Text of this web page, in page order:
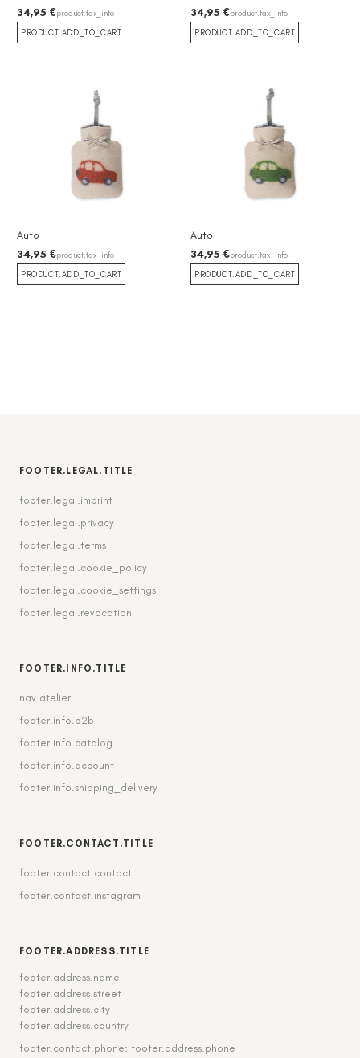
34,95 €product.tax_info
PRODUCT.ADD_TO_CART
34,95 €product.tax_info
PRODUCT.ADD_TO_CART
Auto
34,95 €product.tax_info
PRODUCT.ADD_TO_CART
Auto
34,95 €product.tax_info
PRODUCT.ADD_TO_CART
FOOTER.LEGAL.TITLE
footer.legal.imprint
footer.legal.privacy
footer.legal.terms
footer.legal.cookie_policy
footer.legal.cookie_settings
footer.legal.revocation
FOOTER.INFO.TITLE
nav.atelier
footer.info.b2b
footer.info.catalog
footer.info.account
footer.info.shipping_delivery
FOOTER.CONTACT.TITLE
footer.contact.contact
footer.contact.instagram
FOOTER.ADDRESS.TITLE
footer.address.name
footer.address.street
footer.address.city
footer.address.country
footer.contact.phone: footer.address.phone